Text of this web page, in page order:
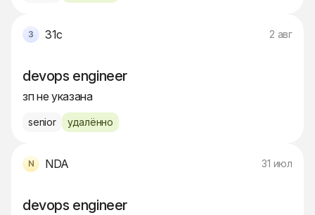
31c 2 авг
devops engineer
зп не указана
senior удалённо
NDA 31 июл
devops engineer